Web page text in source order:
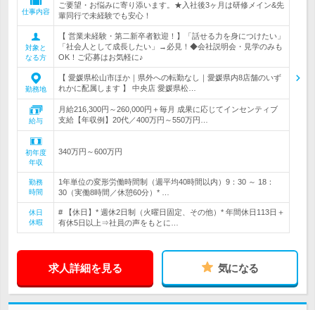
仕事内容
ご要望・お悩みに寄り添います。★入社後3ヶ月は研修メイン&先
輩同行で未経験でも安心！
対象と
なる方
【 営業未経験・第二新卒者歓迎！】「話せる力を身につけたい」
「社会人として成長したい」→必見！◆会社説明会・見学のみも
OK！ご応募はお気軽に♪
勤務地
【 愛媛県松山市ほか｜県外への転勤なし｜愛媛県内8店舗のいず
れかに配属します 】 中央店 愛媛県松…
給与
月給216,300円～260,000円＋毎月 成果に応じてインセンティブ
支給【年収例】20代／400万円～550万円…
初年度
年収
340万円～600万円
勤務
時間
1年単位の変形労働時間制（週平均40時間以内）9：30 ～ 18：
30（実働8時間／休憩60分）* …
休日
休暇
# 【休日】* 週休2日制（火曜日固定、その他）* 年間休日113日＋
有休5日以上⇒社員の声をもとに…
求人詳細を見る 気になる